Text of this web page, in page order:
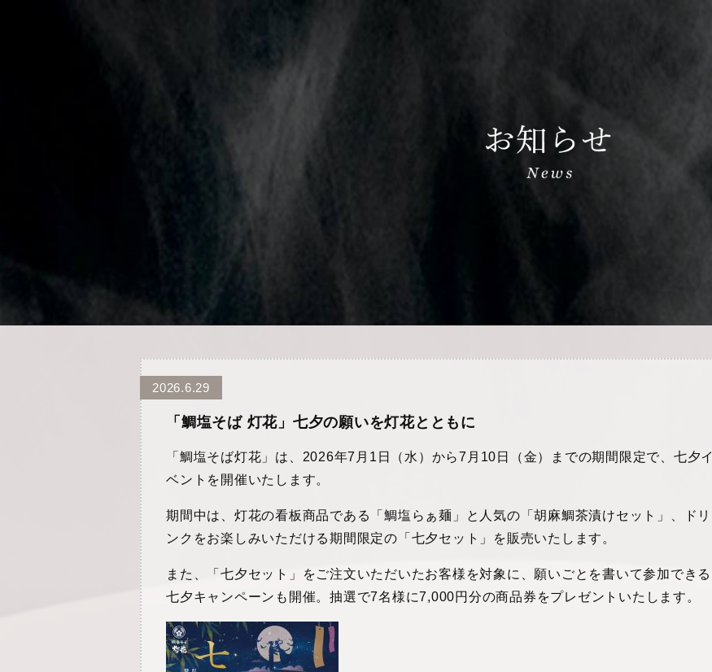
2026.6.29
「鯛塩そば 灯花」七夕の願いを灯花とともに
「鯛塩そば灯花」は、2026年7月1日（水）から7月10日（金）までの期間限定で、七夕イ
ベントを開催いたします。
期間中は、灯花の看板商品である「鯛塩らぁ麺」と人気の「胡麻鯛茶漬けセット」、ドリ
ンクをお楽しみいただける期間限定の「七夕セット」を販売いたします。
また、「七夕セット」をご注文いただいたお客様を対象に、願いごとを書いて参加できる
七夕キャンペーンも開催。抽選で7名様に7,000円分の商品券をプレゼントいたします。